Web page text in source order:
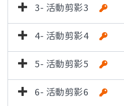
3- 活動剪影3
4- 活動剪影4
5- 活動剪影5
6- 活動剪影6